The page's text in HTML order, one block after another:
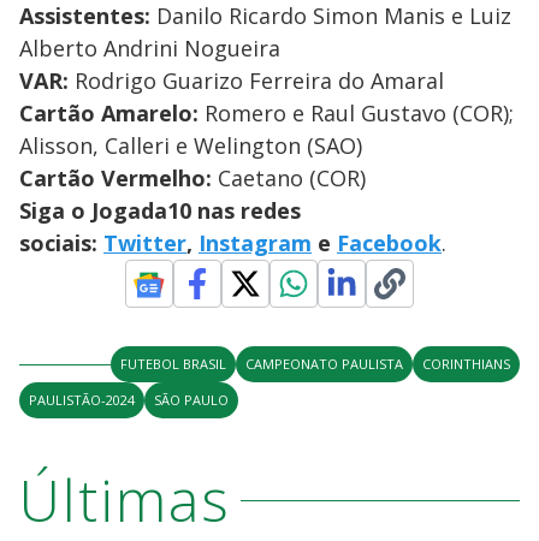
Assistentes: Danilo Ricardo Simon Manis e Luiz
Alberto Andrini Nogueira
VAR: Rodrigo Guarizo Ferreira do Amaral
Cartão Amarelo: Romero e Raul Gustavo (COR);
Alisson, Calleri e Welington (SAO)
Cartão Vermelho: Caetano (COR)
Siga o Jogada10 nas redes
sociais: Twitter, Instagram e Facebook.
FUTEBOL BRASIL CAMPEONATO PAULISTA
CORINTHIANS
PAULISTÃO-2024
SÃO PAULO
Últimas